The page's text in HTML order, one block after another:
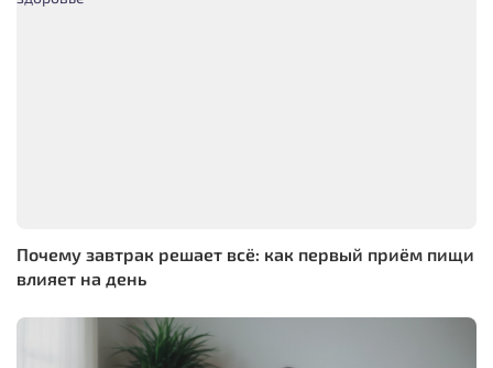
Почему завтрак решает всё: как первый приём пищи
влияет на день